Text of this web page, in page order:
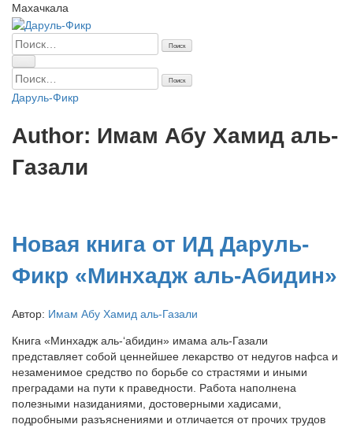
Махачкала
Найти:
Найти:
Даруль-Фикр
Author: Имам Абу Хамид аль-
Газали
Новая книга от ИД Даруль-
Фикр «Минхадж аль-Абидин»
Автор: Имам Абу Хамид аль-Газали
Книга «Минхадж аль-‘абидин» имама аль-Газали
представляет собой ценнейшее лекарство от недугов нафса и
незаменимое средство по борьбе со страстями и иными
преградами на пути к праведности. Работа наполнена
полезными назиданиями, достоверными хадисами,
подробными разъяснениями и отличается от прочих трудов